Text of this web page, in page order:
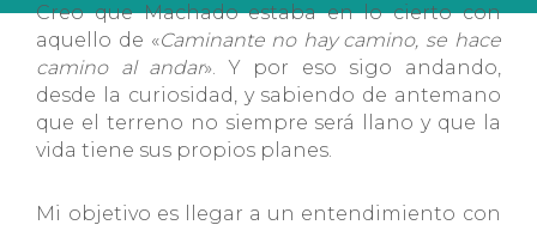
Creo que Machado estaba en lo cierto con
aquello de «Caminante no hay camino, se hace
camino al andar». Y por eso sigo andando,
desde la curiosidad, y sabiendo de antemano
que el terreno no siempre será llano y que la
vida tiene sus propios planes.
Mi objetivo es llegar a un entendimiento con